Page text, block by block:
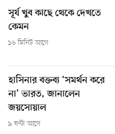
সূর্য খুব কাছে থেকে দেখতে
কেমন
১৬ মিনিট আগে
হাসিনার বক্তব্য ‘সমর্থন করে
না’ ভারত, জানালেন
জয়সোয়াল
৯ ঘণ্টা আগে